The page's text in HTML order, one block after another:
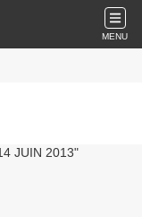
MENU